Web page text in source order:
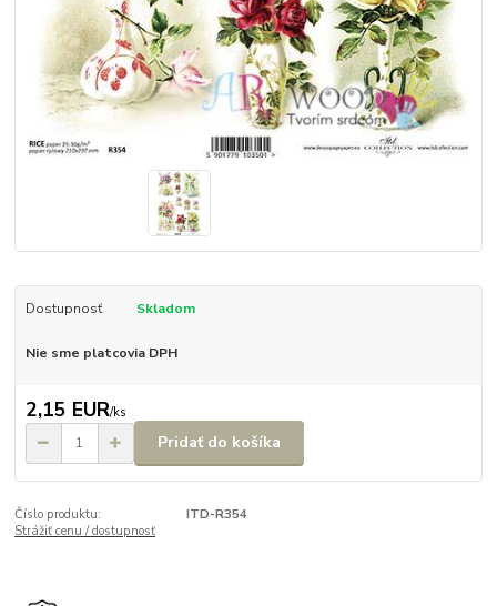
Dostupnosť Skladom
Nie sme platcovia DPH
2,15 EUR/ks
Pridať do košíka
Číslo produktu:
ITD-R354
Strážiť cenu / dostupnosť